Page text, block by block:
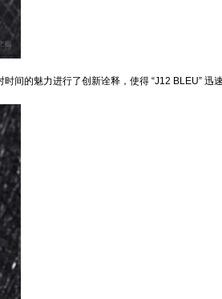
间的魅力进行了创新诠释，使得 “J12 BLEU” 迅